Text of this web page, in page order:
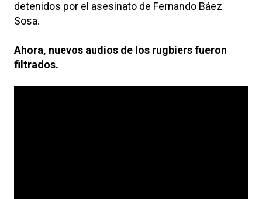
detenidos por el asesinato de Fernando Báez
Sosa.
Ahora, nuevos audios de los rugbiers fueron
filtrados.